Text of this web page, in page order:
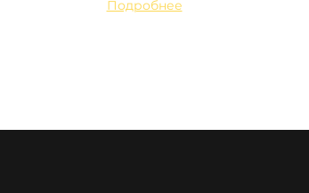
Подробнее